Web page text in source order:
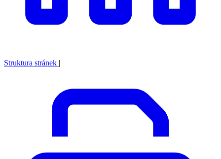
Struktura stránek |